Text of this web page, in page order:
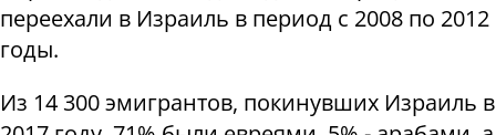
переехали в Израиль в период с 2008 по 2012
годы.
Из 14 300 эмигрантов, покинувших Израиль в